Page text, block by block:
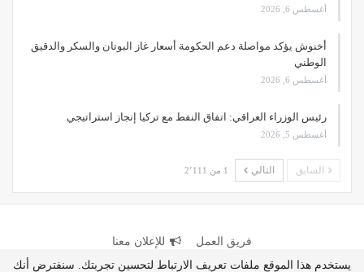
أغسطس 6, 2026
أخنوش يؤكد مواصلة دعم الحكومة أسعار غاز البوتان والسكر والدقيق
الوطني
أغسطس 6, 2026
رئيس الوزراء العراقي: اتفاق النفط مع تركيا إنجاز استراتيجي
أغسطس 5, 2026
السابق التالي 1 من 2٬111
فريق العمل
للإعلان معنا
يستخدم هذا الموقع ملفات تعريف الارتباط لتحسين تجربتك. سنفترض أنك